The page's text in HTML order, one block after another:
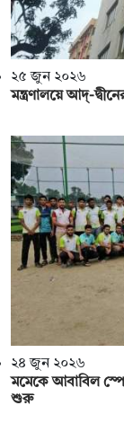
২৫ জুন ২০২৬
মন্ত্রণালয়ে আদ‌্-
২৪ জুন ২০২৬
মমেকে আবাবিল
শুরু